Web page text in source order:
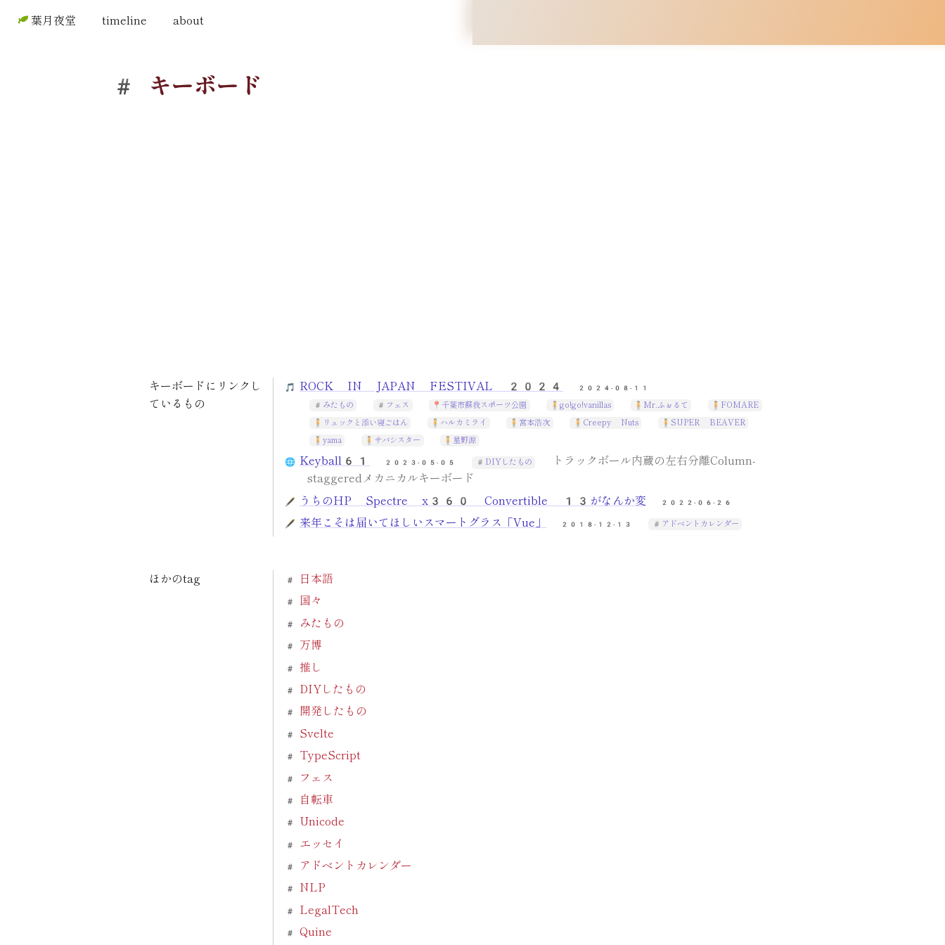
葉月夜堂 timeline about
キーボード
キーボードにリンクし
ているもの
ROCK IN JAPAN FESTIVAL 2024 2024-08-11
みたもの フェス 千葉市蘇我スポーツ公園 go!go!vanillas Mr.ふぉるて
FOMARE
リュックと添い寝ごはん
ハルカミライ 宮本浩次 Creepy Nuts
SUPER BEAVER
yama
サバシスター 星野源
Keyball61 2023-05-05 DIYしたもの
トラックボール内蔵の左右分離Column-
staggeredメカニカルキーボード
うちのHP Spectre x360 Convertible 13がなんか変
2022-06-26
来年こそは届いてほしいスマートグラス「Vue」 2018-12-13 アドベントカレンダー
ほかのtag
日本語
国々
みたもの
万博
推し
DIYしたもの
開発したもの
Svelte
TypeScript
フェス
自転車
Unicode
エッセイ
アドベントカレンダー
NLP
LegalTech
Quine